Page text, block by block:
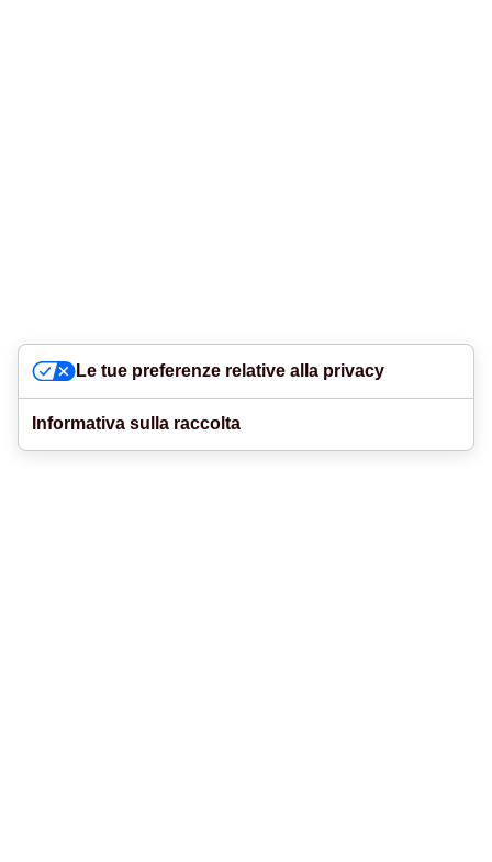
Le tue preferenze relative alla privacy
Informativa sulla raccolta